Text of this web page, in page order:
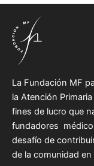
La Fundación MF
la Atención
fines de lucro que
fundadores
desafío de
de la comunidad